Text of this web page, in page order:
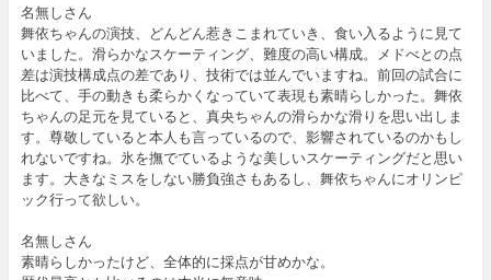
名無しさん
舞依ちゃんの演技、どんどん惹きこまれていき、食い入るように見て
いました。滑らかなスケーティング、難度の高い構成。メドべとの点
差は演技構成点の差であり、技術では並んでいますね。前回の試合に
比べて、手の動きも柔らかくなっていて表現も素晴らしかった。舞依
ちゃんの足元を見ていると、真央ちゃんの滑らかな滑りを思い出しま
す。尊敬していると本人も言っているので、影響されているのかもし
れないですね。氷を撫でているような美しいスケーティングだと思い
ます。大きなミスをしない勝負強さもあるし、舞依ちゃんにオリンピ
ック行って欲しい。
名無しさん
素晴らしかったけど、全体的に採点が甘めかな。